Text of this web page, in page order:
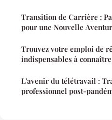
Transition de Carrière :
pour une Nouvelle
Trouvez votre emploi de
indispensables à
L'avenir du télétravail :
professionnel post-